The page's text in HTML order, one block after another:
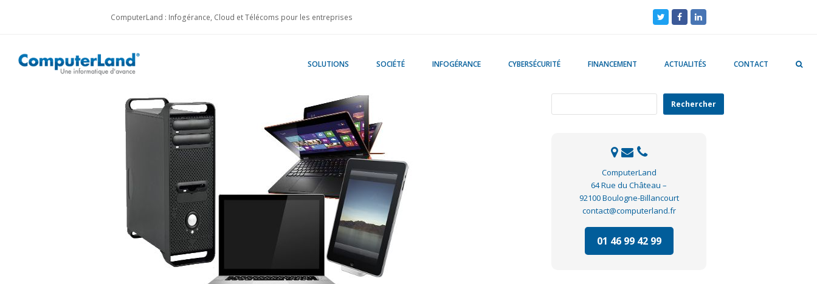
ComputerLand : Infogérance, Cloud et Télécoms pour les entreprises TwitterFacebookLinkedIn
SOLUTIONS SOCIÉTÉ INFOGÉRANCE CYBERSÉCURITÉ FINANCEMENT ACTUALITÉS CONTACT
Rechercher
ComputerLand
64 Rue du Château –
92100 Boulogne-Billancourt
contact@computerland.fr
01 46 99 42 99